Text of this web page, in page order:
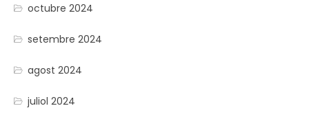
octubre 2024
setembre 2024
agost 2024
juliol 2024